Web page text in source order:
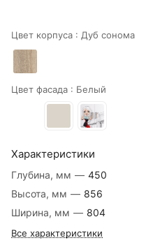
Цвет корпуса : Дуб сонома
Цвет фасада : Белый
Характеристики
Глубина, мм — 450
Высота, мм — 856
Ширина, мм — 804
Все характеристики